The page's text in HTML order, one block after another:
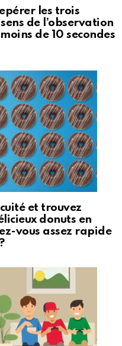
les trois
de l’observation
de 10 secondes
et trouvez
donuts en
vous assez rapide